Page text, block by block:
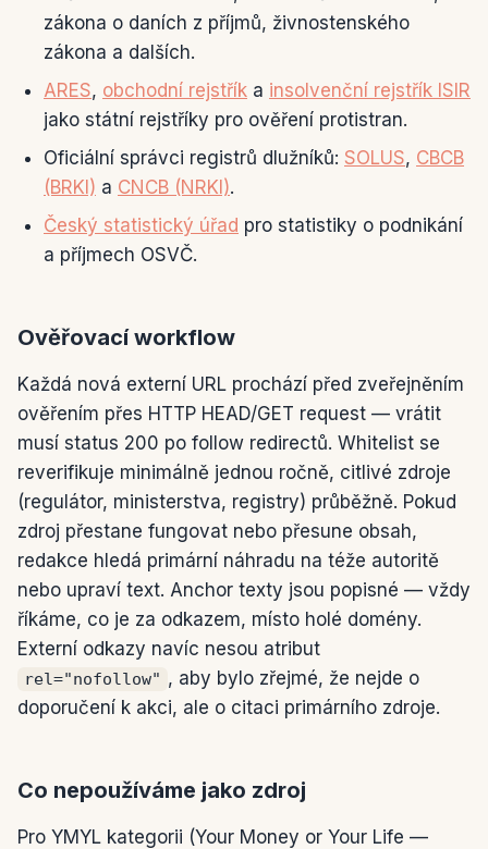
zákona o daních z příjmů, živnostenského
zákona a dalších.
ARES, obchodní rejstřík a insolvenční rejstřík ISIR
jako státní rejstříky pro ověření protistran.
Oficiální správci registrů dlužníků: SOLUS, CBCB
(BRKI) a CNCB (NRKI).
Český statistický úřad pro statistiky o podnikání
a příjmech OSVČ.
Ověřovací workflow
Každá nová externí URL prochází před zveřejněním
ověřením přes HTTP HEAD/GET request — vrátit
musí status 200 po follow redirectů. Whitelist se
reverifikuje minimálně jednou ročně, citlivé zdroje
(regulátor, ministerstva, registry) průběžně. Pokud
zdroj přestane fungovat nebo přesune obsah,
redakce hledá primární náhradu na téže autoritě
nebo upraví text. Anchor texty jsou popisné — vždy
říkáme, co je za odkazem, místo holé domény.
Externí odkazy navíc nesou atribut
rel="nofollow" , aby bylo zřejmé, že nejde o
doporučení k akci, ale o citaci primárního zdroje.
Co nepoužíváme jako zdroj
Pro YMYL kategorii (Your Money or Your Life —